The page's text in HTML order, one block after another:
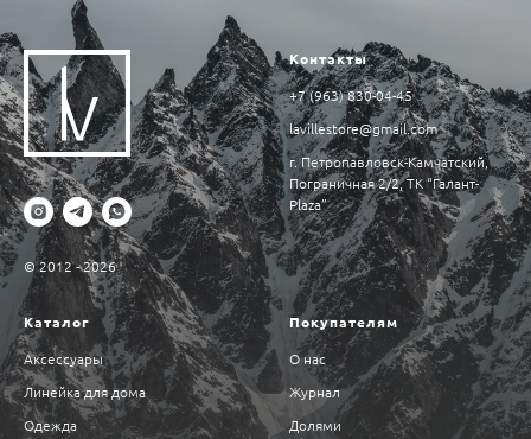
© 2012 - 2026
Контакты
+7 (963) 830-04-45
lavillestore@gmail.com
г. Петропавловск-Камчатский,
Пограничная 2/2, ТК “Галант-
Plaza”
Каталог
Аксессуары
Линейка для дома
Одежда
Покупателям
О нас
Журнал
Долями